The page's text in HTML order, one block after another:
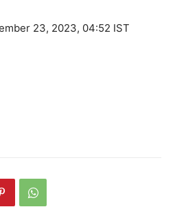
23, 2023, 04:52 IST